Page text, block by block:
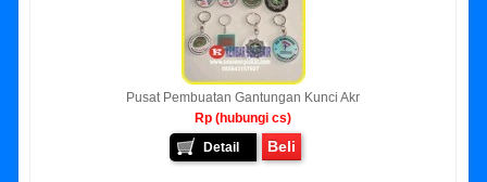
Pusat Pembuatan Gantungan Kunci Akr
Rp (hubungi cs)
Detail
Beli